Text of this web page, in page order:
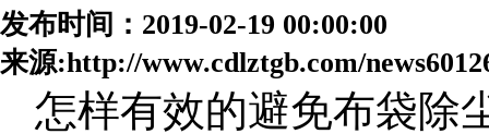
发布时间：2019-02-19 00:00:00
来源:http://www.cdlztgb.com/
怎样有效的避免布袋除